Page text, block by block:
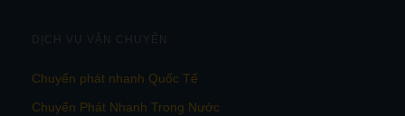
DỊCH VỤ VẬN CHUYỂN
Chuyển phát nhanh Quốc Tế
Chuyển Phát Nhanh Trong Nước